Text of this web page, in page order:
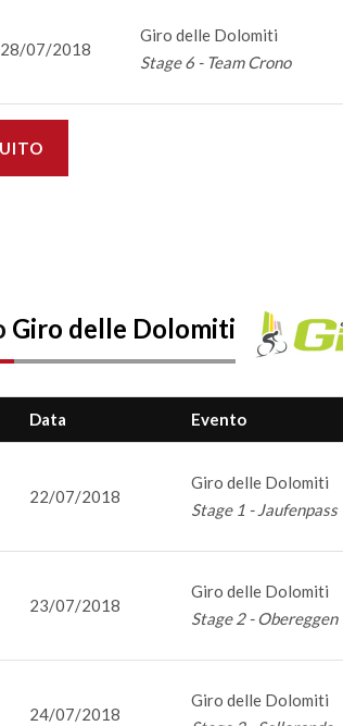
28/07/2018
Giro delle Dolomiti
Stage 6 - Team Crono
Giro delle Dolomiti
Data Evento
22/07/2018
Giro delle Dolomiti
Stage 1 - Jaufenpass
23/07/2018
Giro delle Dolomiti
Stage 2 - Obereggen
24/07/2018
Giro delle Dolomiti